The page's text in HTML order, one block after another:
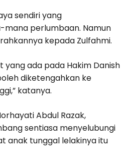
sendiri yang
perlumbaan. Namun
kepada Zulfahmi.
yang ada pada Hakim Danish
diketengahkan ke
katanya.
Abdul Razak,
sentiasa menyelubungi
anak tunggal lelakinya itu